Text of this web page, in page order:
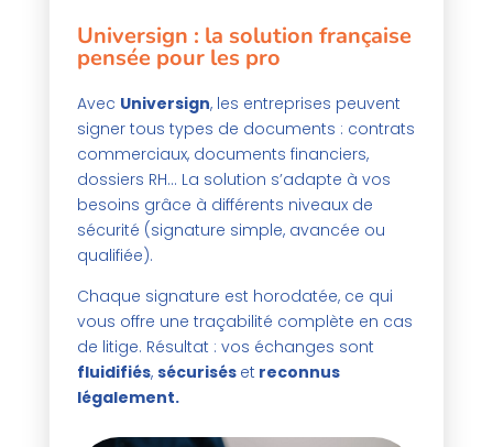
Universign : la solution française
pensée pour les pro
Avec Universign, les entreprises peuvent
signer tous types de documents : contrats
commerciaux, documents financiers,
dossiers RH… La solution s’adapte à vos
besoins grâce à différents niveaux de
sécurité (signature simple, avancée ou
qualifiée).
Chaque signature est horodatée, ce qui
vous offre une traçabilité complète en cas
de litige. Résultat : vos échanges sont
fluidifiés, sécurisés et reconnus
légalement.